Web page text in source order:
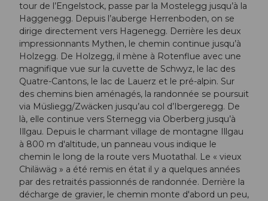
tour de l’Engelstock, passe par la Mostelegg jusqu’à la
Haggenegg. Depuis l’auberge Herrenboden, on se
dirige directement vers Hagenegg. Derrière les deux
impressionnants Mythen, le chemin continue jusqu’à
Holzegg. De Holzegg, il mène à Rotenflue avec une
magnifique vue sur la cuvette de Schwyz, le lac des
Quatre-Cantons, le lac de Lauerz et le pré-alpin. Sur
des chemins bien aménagés, la randonnée se poursuit
via Müsliegg/Zwäcken jusqu’au col d’Ibergeregg. De
là, elle continue vers Sternegg via Oberberg jusqu’à
Illgau. Depuis le charmant village de montagne Illgau
à 800 m d'altitude, un panneau vous indique le
chemin le long de la route vers Muotathal. Le « vieux
Chiläwäg » a été remis en état il y a quelques années
par des retraités passionnés de randonnée. Derrière la
décharge de gravier, le chemin monte d'abord un peu,